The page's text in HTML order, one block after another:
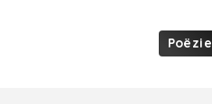
Poëzie